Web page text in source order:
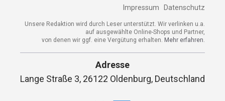
Impressum Datenschutz
Unsere Redaktion wird durch Leser unterstützt. Wir verlinken u.a.
auf ausgewählte Online-Shops und Partner,
von denen wir ggf. eine Vergütung erhalten. Mehr erfahren.
Adresse
Lange Straße 3, 26122 Oldenburg, Deutschland